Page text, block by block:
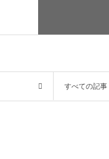
すべての記事